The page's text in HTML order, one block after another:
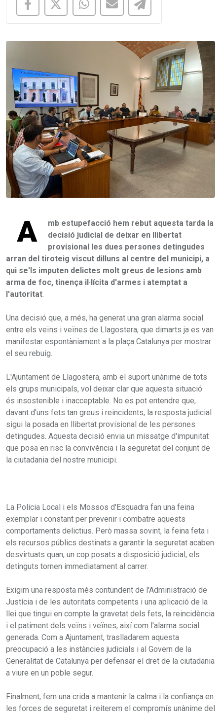
A
mb estupefacció hem rebut aquesta tarda la
decisió judicial de deixar en llibertat
provisional les dues persones detingudes
arran del tiroteig viscut dilluns al centre del municipi, a
qui se'ls imputen delictes molt greus de lesions amb
arma de foc, tinença il·lícita d'armes i atemptat a
l'autoritat.
Una decisió que, a més, ha generat una gran alarma social
entre els veïns i veïnes de Llagostera, que dimarts ja es van
manifestar espontàniament a la plaça Catalunya per mostrar
el seu rebuig.
L'Ajuntament de Llagostera, amb el suport unànime de tots
els grups municipals, vol deixar clar que aquesta situació
és insostenible i inacceptable. No es pot entendre que,
davant d'uns fets tan greus i reincidents, la resposta judicial
sigui la posada en llibertat provisional de les persones
detingudes. Aquesta decisió envia un missatge d'impunitat
que posa en risc la convivència i la seguretat del conjunt de
la ciutadania del nostre municipi.
La Policia Local i els Mossos d'Esquadra fan una feina
exemplar i constant per prevenir i combatre aquests
comportaments delictius. Però massa sovint, la feina feta i
els recursos públics destinats a garantir la seguretat acaben
desvirtuats quan, un cop posats a disposició judicial, els
detinguts tornen immediatament al carrer.
Exigim una resposta més contundent de l'Administració de
Justícia i de les autoritats competents i una aplicació de la
llei que tingui en compte la gravetat dels fets, la reincidència
i el patiment dels veïns i veïnes, així com l'alarma social
generada. Com a Ajuntament, traslladarem aquesta
preocupació a les instàncies judicials i al Govern de la
Generalitat de Catalunya per defensar el dret de la ciutadania
a viure en un poble segur.
Finalment, fem una crida a mantenir la calma i la confiança en
les forces de seguretat i reiterem el compromís unànime del